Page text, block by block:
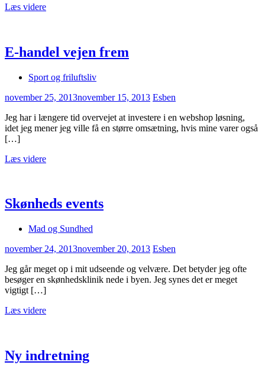
Læs videre
E-handel vejen frem
Sport og friluftsliv
november 25, 2013november 15, 2013 Esben
Jeg har i længere tid overvejet at investere i en webshop løsning,
idet jeg mener jeg ville få en større omsætning, hvis mine varer også
[…]
Læs videre
Skønheds events
Mad og Sundhed
november 24, 2013november 20, 2013 Esben
Jeg går meget op i mit udseende og velvære. Det betyder jeg ofte
besøger en skønhedsklinik nede i byen. Jeg synes det er meget
vigtigt […]
Læs videre
Ny indretning